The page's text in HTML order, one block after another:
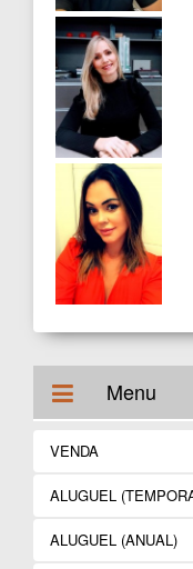
Menu
VENDA
ALUGUEL
ALUGUEL (ANUAL)